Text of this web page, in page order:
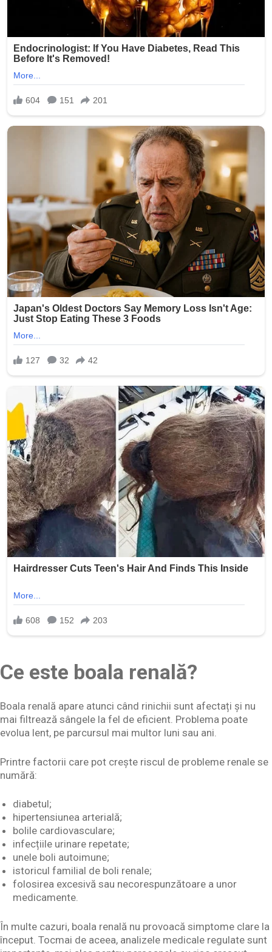
Ce este boala renală?
Boala renală apare atunci când rinichii sunt afectați și nu
mai filtrează sângele la fel de eficient. Problema poate
evolua lent, pe parcursul mai multor luni sau ani.
Printre factorii care pot crește riscul de probleme renale se
numără:
diabetul;
hipertensiunea arterială;
bolile cardiovasculare;
infecțiile urinare repetate;
unele boli autoimune;
istoricul familial de boli renale;
folosirea excesivă sau necorespunzătoare a unor
medicamente.
În multe cazuri, boala renală nu provoacă simptome clare la
început. Tocmai de aceea, analizele medicale regulate sunt